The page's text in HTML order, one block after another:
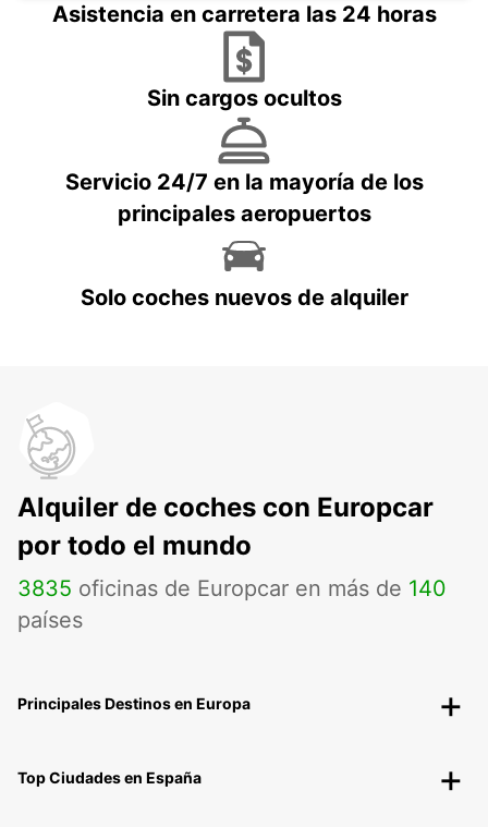
Asistencia en carretera las 24 horas
Sin cargos ocultos
Servicio 24/7 en la mayoría de los
principales aeropuertos
Solo coches nuevos de alquiler
Alquiler de coches con Europcar
por todo el mundo
3835 oficinas de Europcar en más de 140
países
Principales Destinos en Europa
Top Ciudades en España